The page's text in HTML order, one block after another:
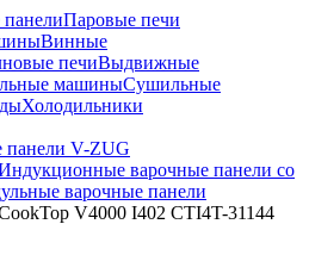
Паровые печи
Винные
печиВыдвижные
машиныСушильные
Холодильники
V-ZUG
варочные панели со
варочные панели
V4000 I402 CTI4T-31144